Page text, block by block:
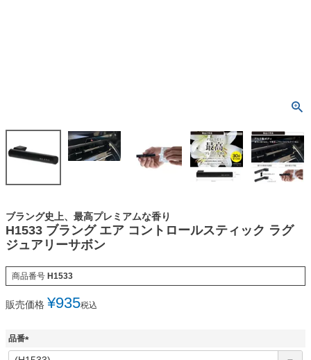
ブラング史上、最高プレミアムな香り
H1533 ブラング エア コントロールスティック ラグ
ジュアリーサボン
商品番号 H1533
販売価格 ¥935税込
品番
(